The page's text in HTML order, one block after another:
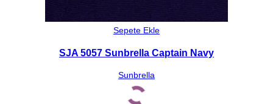
Sepete Ekle
SJA 5057 Sunbrella Captain Navy
Sunbrella